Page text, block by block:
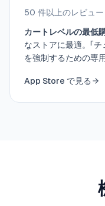
50 件以上のレビュー
カートレベルの最低
なストアに最適。「
を強制するための専
App Store で見る